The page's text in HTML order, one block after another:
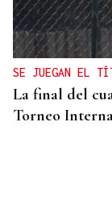
SE JUEGAN EL
La final del
Torneo